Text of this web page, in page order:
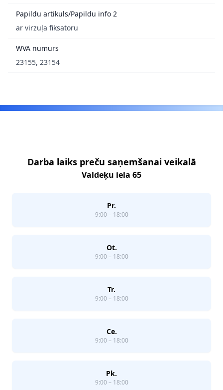
Papildu artikuls/Papildu info 2
ar virzuļa fiksatoru
WVA numurs
23155, 23154
Darba laiks preču saņemšanai veikalā
Valdeķu iela 65
Pr.
9:00 – 18:00
Ot.
9:00 – 18:00
Tr.
9:00 – 18:00
Ce.
9:00 – 18:00
Pk.
9:00 – 18:00